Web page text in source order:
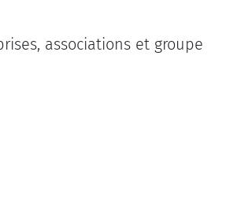
associations et groupe